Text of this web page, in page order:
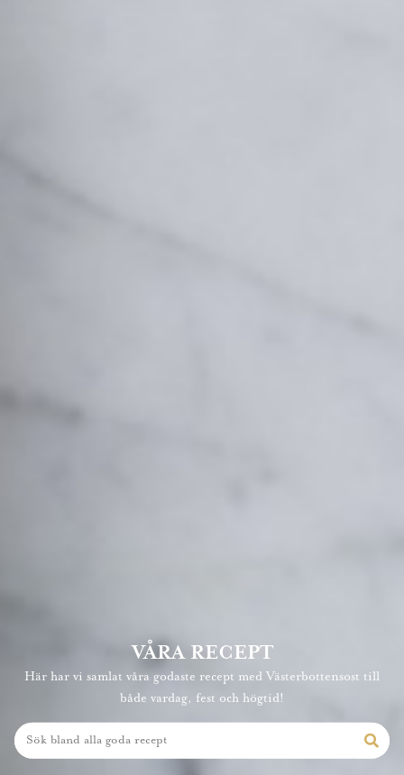
VÅRA RECEPT
Här har vi samlat våra godaste recept med Västerbottensost till
både vardag, fest och högtid!